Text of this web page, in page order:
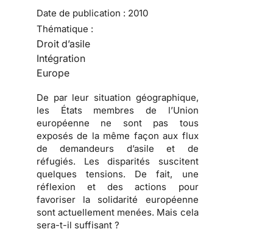
Date de publication : 2010
Thématique :
Droit d’asile
Intégration
Europe
De par leur situation géographique,
les États membres de l’Union
européenne ne sont pas tous
exposés de la même façon aux flux
de demandeurs d’asile et de
réfugiés. Les disparités suscitent
quelques tensions. De fait, une
réflexion et des actions pour
favoriser la solidarité européenne
sont actuellement menées. Mais cela
sera-t-il suffisant ?